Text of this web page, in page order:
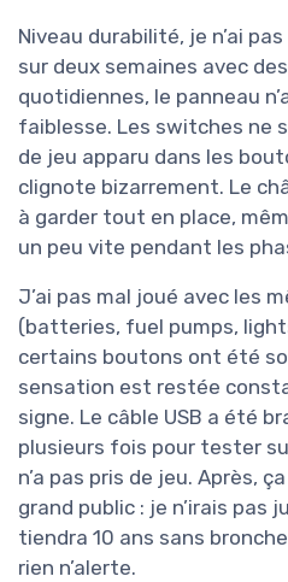
Niveau durabilité, je n’ai
sur deux semaines avec
quotidiennes, le panneau
faiblesse. Les switches ne
de jeu apparu dans les
clignote bizarrement. Le
à garder tout en place,
un peu vite pendant les
J’ai pas mal joué avec les
(batteries, fuel pumps,
certains boutons ont été
sensation est restée
signe. Le câble USB a été
plusieurs fois pour tester
n’a pas pris de jeu. Après,
grand public : je n’irais pas
tiendra 10 ans sans
rien n’alerte.